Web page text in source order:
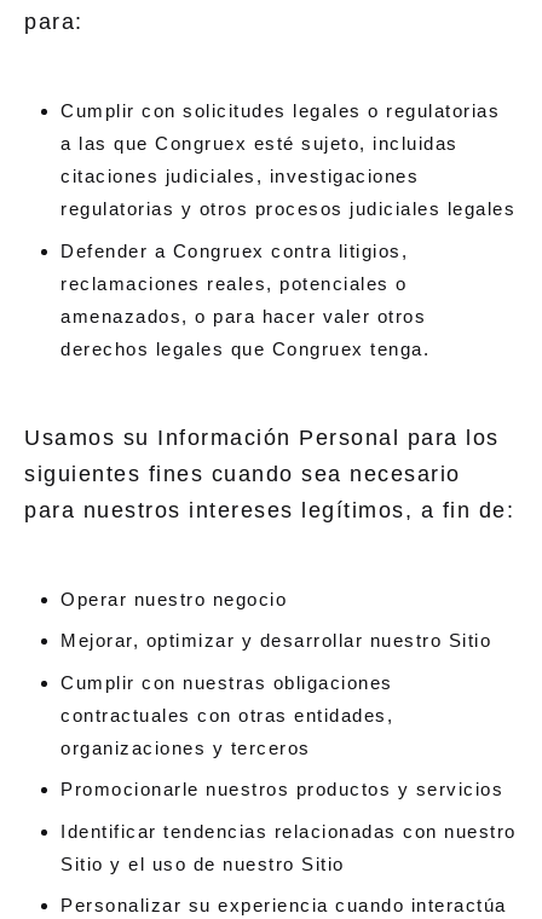
para:
Cumplir con solicitudes legales o regulatorias
a las que Congruex esté sujeto, incluidas
citaciones judiciales, investigaciones
regulatorias y otros procesos judiciales legales
Defender a Congruex contra litigios,
reclamaciones reales, potenciales o
amenazados, o para hacer valer otros
derechos legales que Congruex tenga.
Usamos su Información Personal para los
siguientes fines cuando sea necesario
para nuestros intereses legítimos, a fin de:
Operar nuestro negocio
Mejorar, optimizar y desarrollar nuestro Sitio
Cumplir con nuestras obligaciones
contractuales con otras entidades,
organizaciones y terceros
Promocionarle nuestros productos y servicios
Identificar tendencias relacionadas con nuestro
Sitio y el uso de nuestro Sitio
Personalizar su experiencia cuando interactúa